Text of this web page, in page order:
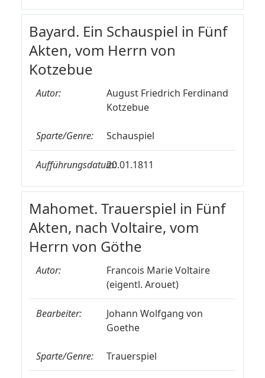
Bayard. Ein Schauspiel in Fünf
Akten, vom Herrn von
Kotzebue
Autor:
August Friedrich Ferdinand
Kotzebue
Sparte/Genre: Schauspiel
Aufführungsdatum:20.01.1811
Mahomet. Trauerspiel in Fünf
Akten, nach Voltaire, vom
Herrn von Göthe
Autor:
Francois Marie Voltaire
(eigentl. Arouet)
Bearbeiter:
Johann Wolfgang von
Goethe
Sparte/Genre: Trauerspiel